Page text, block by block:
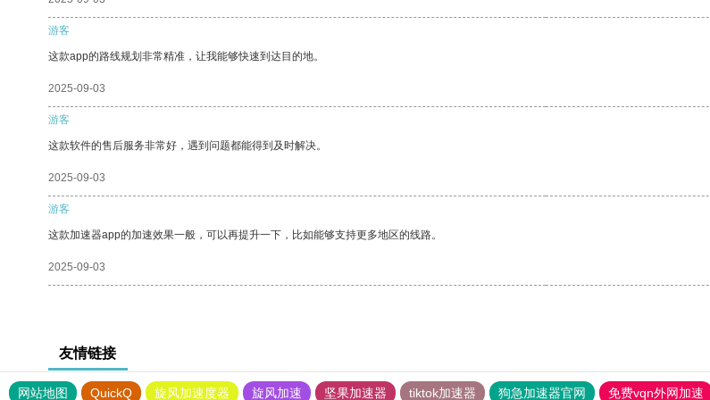
游客
这款app的路线规划非常精准，让我能够快速到达目的地。
2025-09-03
游客
这款软件的售后服务非常好，遇到问题都能得到及时解决。
2025-09-03
游客
这款加速器app的加速效果一般，可以再提升一下，比如能够支持更多地区的线路。
2025-09-03
友情链接
网站地图 QuickQ 旋风加速度器 旋风加速 坚果加速器 tiktok加速器 狗急加速器官网 免费vqn外网加速